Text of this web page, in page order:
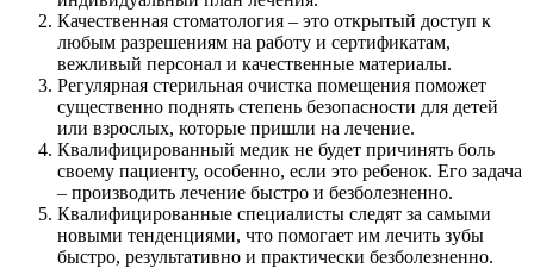
Качественная стоматология – это открытый доступ к
любым разрешениям на работу и сертификатам,
вежливый персонал и качественные материалы.
Регулярная стерильная очистка помещения поможет
существенно поднять степень безопасности для детей
или взрослых, которые пришли на лечение.
Квалифицированный медик не будет причинять боль
своему пациенту, особенно, если это ребенок. Его задача
– производить лечение быстро и безболезненно.
Квалифицированные специалисты следят за самыми
новыми тенденциями, что помогает им лечить зубы
быстро, результативно и практически безболезненно.